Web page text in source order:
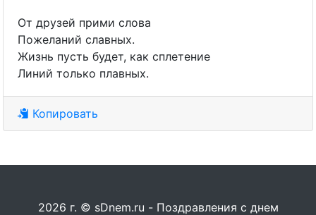
От друзей прими слова
Пожеланий славных.
Жизнь пусть будет, как сплетение
Линий только плавных.
Копировать
2026 г. © sDnem.ru - Поздравления с днем